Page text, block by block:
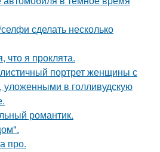
сделать несколько
что я проклята.
портрет женщины с
в голливудскую
романтик.
про.